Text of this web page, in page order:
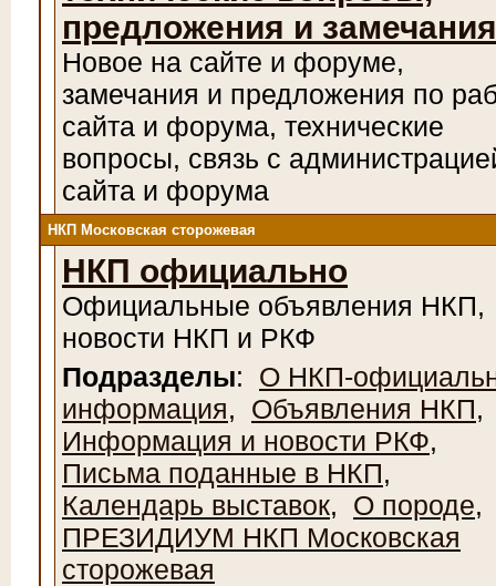
предложения и замечания
Новое на сайте и форуме,
замечания и предложения по
сайта и форума, технические
вопросы, связь с
сайта и форума
НКП Московская сторожевая
НКП официально
Официальные объявления НКП,
новости НКП и РКФ
Подразделы:
О НКП-
информация, Объявления НКП,
Информация и новости РКФ,
Письма поданные в НКП,
Календарь выставок, О породе,
ПРЕЗИДИУМ НКП Московская
сторожевая